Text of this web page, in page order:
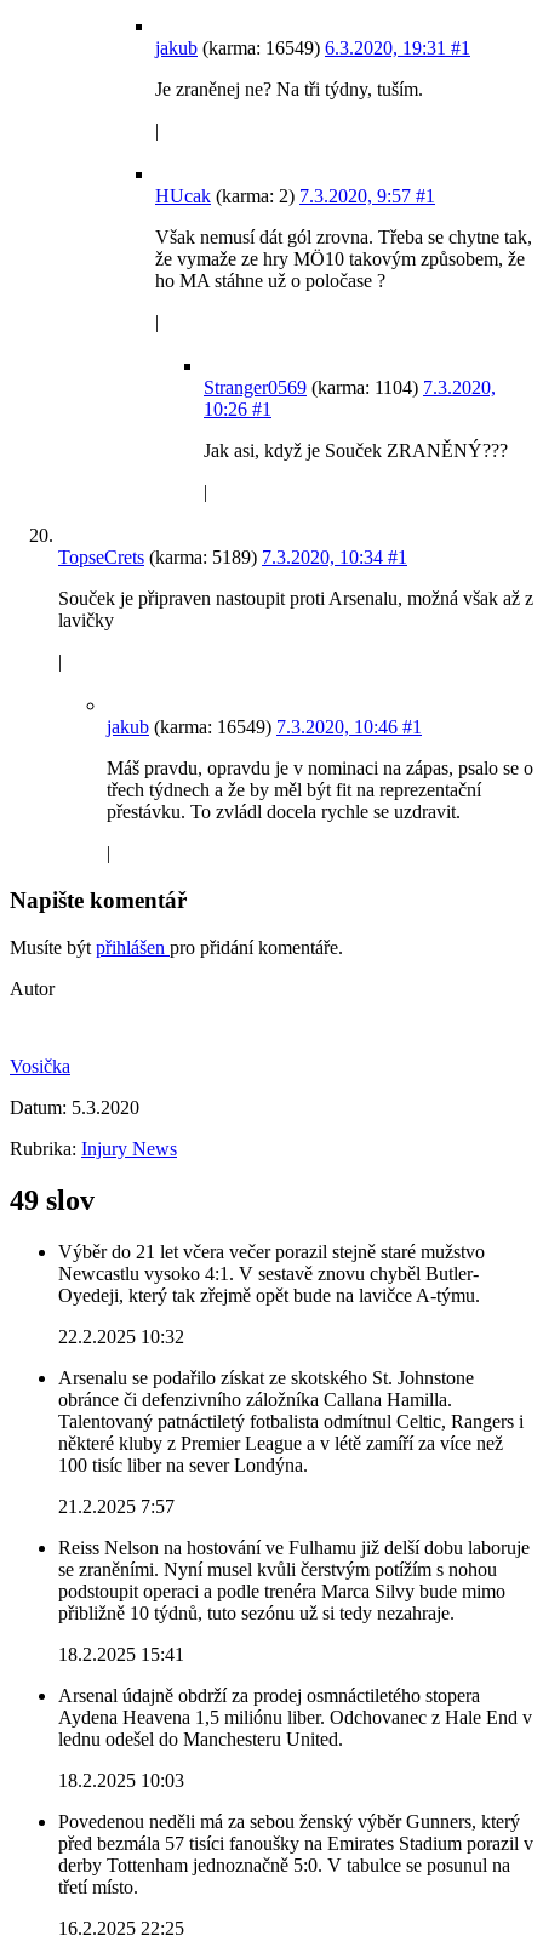
jakub (karma: 16549) 6.3.2020, 19:31 #1
Je zraněnej ne? Na tři týdny, tuším.
|
HUcak (karma: 2) 7.3.2020, 9:57 #1
Však nemusí dát gól zrovna. Třeba se chytne tak,
že vymaže ze hry MÖ10 takovým způsobem, že
ho MA stáhne už o poločase ?
|
Stranger0569 (karma: 1104) 7.3.2020,
10:26 #1
Jak asi, když je Souček ZRANĚNÝ???
|
TopseCrets (karma: 5189) 7.3.2020, 10:34 #1
Souček je připraven nastoupit proti Arsenalu, možná však až z
lavičky
|
jakub (karma: 16549) 7.3.2020, 10:46 #1
Máš pravdu, opravdu je v nominaci na zápas, psalo se o
třech týdnech a že by měl být fit na reprezentační
přestávku. To zvládl docela rychle se uzdravit.
|
Napište komentář
Musíte být přihlášen pro přidání komentáře.
Autor
Vosička
Datum: 5.3.2020
Rubrika: Injury News
49 slov
Výběr do 21 let včera večer porazil stejně staré mužstvo
Newcastlu vysoko 4:1. V sestavě znovu chyběl Butler-
Oyedeji, který tak zřejmě opět bude na lavičce A-týmu.
22.2.2025 10:32
Arsenalu se podařilo získat ze skotského St. Johnstone
obránce či defenzivního záložníka Callana Hamilla.
Talentovaný patnáctiletý fotbalista odmítnul Celtic, Rangers i
některé kluby z Premier League a v létě zamíří za více než
100 tisíc liber na sever Londýna.
21.2.2025 7:57
Reiss Nelson na hostování ve Fulhamu již delší dobu laboruje
se zraněními. Nyní musel kvůli čerstvým potížím s nohou
podstoupit operaci a podle trenéra Marca Silvy bude mimo
přibližně 10 týdnů, tuto sezónu už si tedy nezahraje.
18.2.2025 15:41
Arsenal údajně obdrží za prodej osmnáctiletého stopera
Aydena Heavena 1,5 miliónu liber. Odchovanec z Hale End v
lednu odešel do Manchesteru United.
18.2.2025 10:03
Povedenou neděli má za sebou ženský výběr Gunners, který
před bezmála 57 tisíci fanoušky na Emirates Stadium porazil v
derby Tottenham jednoznačně 5:0. V tabulce se posunul na
třetí místo.
16.2.2025 22:25